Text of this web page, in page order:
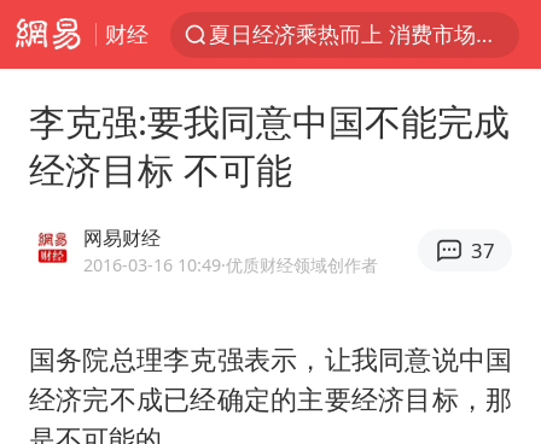
财经
夏日经济乘热而上 消费市场向新而行
白海豚对华东华北影响会大于巴威
于东来回应胖东来近25年老店年底关闭
独闯南太行的失联女生最后轨迹已确认
央视新主播李秋莹母校发文祝贺
李克强:要我同意中国不能完成
经济目标 不可能
网易财经
2016-03-16 10:49·优质财经领域创作者
37
国务院总理李克强表示，让我同意说中国
经济完不成已经确定的主要经济目标，那